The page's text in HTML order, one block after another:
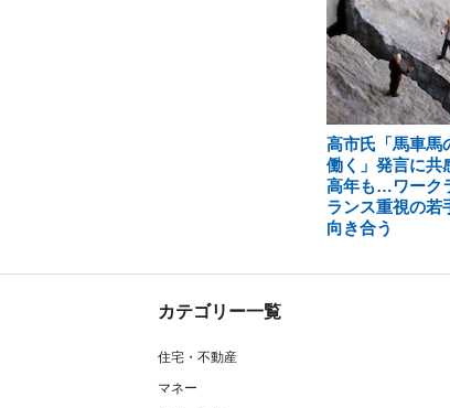
高市氏「馬車馬
働く」発言に共
高年も…ワーク
ランス重視の若
向き合う
カテゴリー一覧
住宅・不動産
マネー